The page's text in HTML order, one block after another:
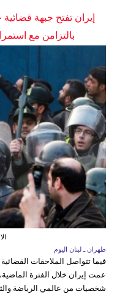
إيران تفتح جبهة
بالتزامن مع
طهران ـ لبنان اليوم
فيما تتواصل الملاحقات
عمت إيران خلال الفترة
شخصيات من عالمي الرياضة